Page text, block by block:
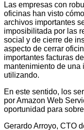
Las empresas con
oficinas han visto
archivos importantes
imposibilitada por las
social y de cierre de
aspecto de cerrar
importantes facturas
mantenimiento de una
utilizando.
En este sentido, los
por Amazon Web
oportunidad para
Gerardo Arroyo, CTO